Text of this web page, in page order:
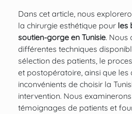
Dans cet article, nous
la chirurgie esthétique pour les
soutien-gorge en Tunisie. Nous
différentes techniques
sélection des patients, le
et postopératoire, ainsi que les
inconvénients de choisir la
intervention. Nous
témoignages de patients et